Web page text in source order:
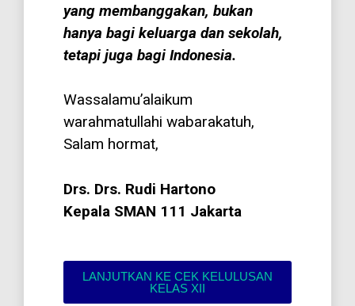
yang membanggakan, bukan
hanya bagi keluarga dan sekolah,
tetapi juga bagi Indonesia.
Wassalamu’alaikum
warahmatullahi wabarakatuh,
Salam hormat,
Drs. Drs. Rudi Hartono
Kepala SMAN 111 Jakarta
LANJUTKAN KE CEK KELULUSAN
KELAS XII